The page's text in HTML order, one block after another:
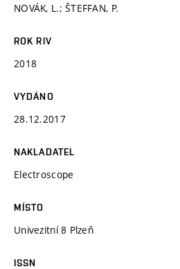
NOVÁK, L.; ŠTEFFAN, P.
ROK RIV
2018
VYDÁNO
28.12.2017
NAKLADATEL
Electroscope
MÍSTO
Univezitní 8 Plzeň
ISSN